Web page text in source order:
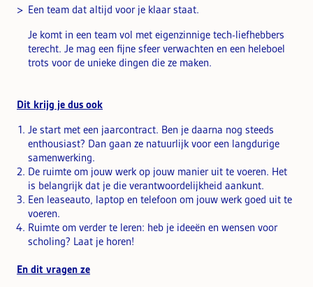
Een team dat altijd voor je klaar staat.
Je komt in een team vol met eigenzinnige tech-liefhebbers
terecht. Je mag een fijne sfeer verwachten en een heleboel
trots voor de unieke dingen die ze maken.
Dit krijg je dus ook
Je start met een jaarcontract. Ben je daarna nog steeds
enthousiast? Dan gaan ze natuurlijk voor een langdurige
samenwerking.
De ruimte om jouw werk op jouw manier uit te voeren. Het
is belangrijk dat je die verantwoordelijkheid aankunt.
Een leaseauto, laptop en telefoon om jouw werk goed uit te
voeren.
Ruimte om verder te leren: heb je ideeën en wensen voor
scholing? Laat je horen!
En dit vragen ze